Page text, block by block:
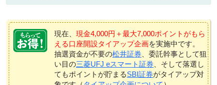
現在、 現金4,000円＋最大7,000ポイントがもら
える口座開設タイアップ企画を実施中です。
抽選資金が不要の松井証券 、委託幹事として狙
い目の三菱UFJ eスマート証券 、そして落選し
てもポイントが貯まるSBI証券がタイアップ対